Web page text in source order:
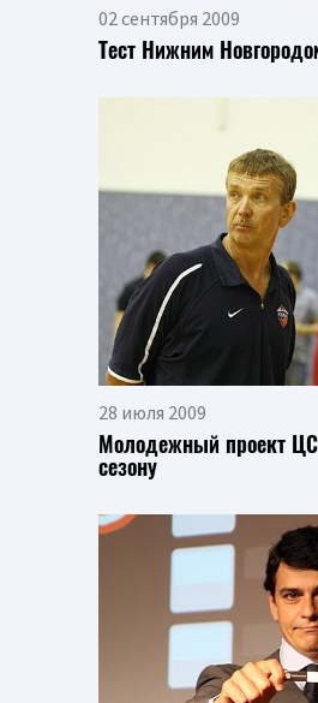
02 сентября 2009
Тест Нижним
28 июля 2009
Молодежный проект
сезону